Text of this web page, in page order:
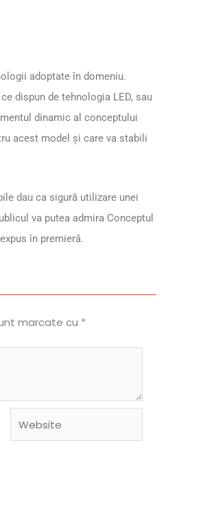
adoptate în domeniu.
dispun de tehnologia LED, sau
dinamic al conceptului
acest model și care va stabili
dau ca sigură utilizare unei
va putea admira Conceptul
în premieră.
marcate cu *